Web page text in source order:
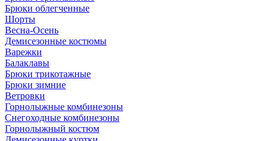
Брюки облегченные
Шорты
Весна-Осень
Демисезонные костюмы
Варежки
Балаклавы
Брюки трикотажные
Брюки зимние
Ветровки
Горнолыжные комбинезоны
Снегоходные комбинезоны
Горнолыжный костюм